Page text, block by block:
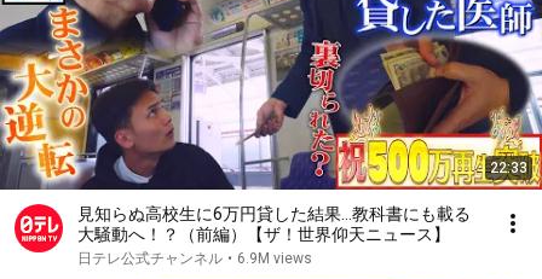
22:33
見知らぬ高校生に6万円貸した結果…教科書にも載る
大騒動へ！？（前編）【ザ！世界仰天ニュース】
日テレ公式チャンネル • 6.9M views